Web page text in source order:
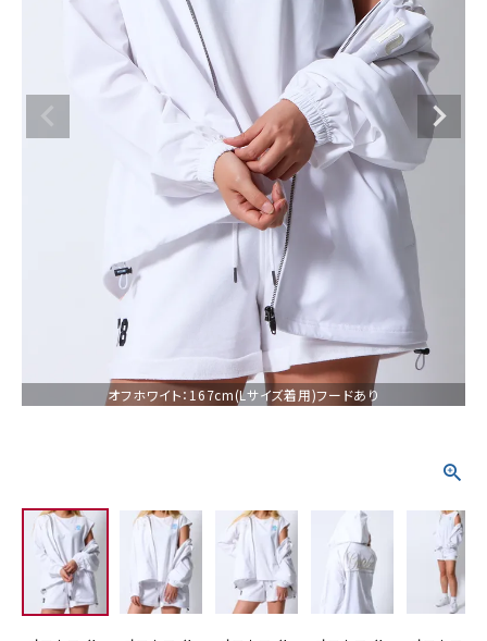
新着アイテム
オフホワイト：167cm(Lサイズ着用)フードあり